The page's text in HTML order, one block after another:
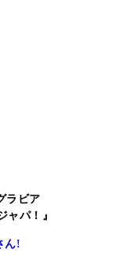
ラビア
ャパ！』
ん!